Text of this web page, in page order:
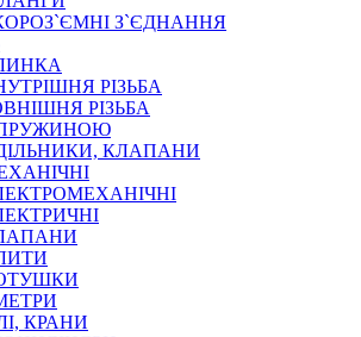
З`ЄДНАННЯ
РІЗЬБА
РІЗЬБА
КЛАПАНИ
КРАНИ